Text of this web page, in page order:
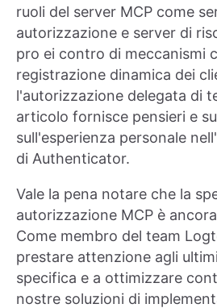
ruoli del server MCP come
autorizzazione e server di
pro ei contro di meccanismi
registrazione dinamica dei
l'autorizzazione delegata di
articolo fornisce pensieri e
sull'esperienza personale
di Authenticator.
Vale la pena notare che la
autorizzazione MCP è
Come membro del team
prestare attenzione agli
specifica e a ottimizzare
nostre soluzioni di